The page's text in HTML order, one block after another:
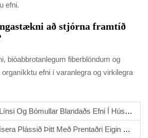
efni.
að stjórna framtíð
bióabbrotanlegum fiberblöndum og
efni í varanlegra og virkilegra
Og Bómullar Blandaðs Efni Í Húshaldstextílum
Þitt Með Prentaðri Eigin Efni Til Einstaka Innreids